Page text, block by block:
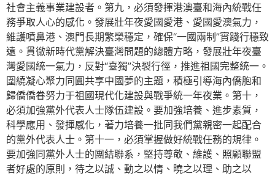
社會主義事業建設者。第九，必須發揮港澳臺和海內統戰任
務爭取人心的感化。發展壯年夜愛國愛港、愛國愛澳氣力，
維護噴鼻港、澳門長期繁榮穩定，確保“一國兩制”實踐行穩致
遠。貫徹新時代黨解決臺灣問題的總體方略，發展壯年夜臺
灣愛國統一氣力，反對“臺獨”決裂行徑，推進祖國完整統一。
圍繞凝心聚力同圓共享中國夢的主題，積極引導海內僑胞和
歸僑僑眷努力于祖國現代化建設與戰爭統一年夜業。第十，
必須加強黨外代表人士隊伍建設。要加強培養、進步素質，
科學應用、發揮感化，著力培養一批同我們黨親密一起配合
的黨外代表人士。第十一，必須掌握做好統戰任務的規律。
要加強同黨外人士的團結聯系，堅持尊敬、維護、照顧聯盟
者好處的原則，待之以誠、動之以情、曉之以理、助之以